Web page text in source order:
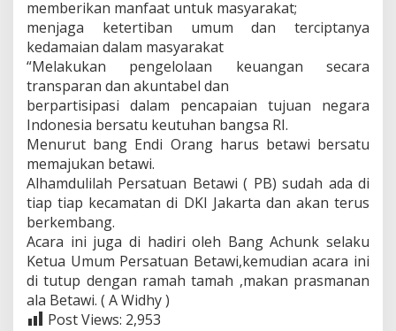
memberikan manfaat untuk masyarakat;
menjaga ketertiban umum dan terciptanya
kedamaian dalam masyarakat
“Melakukan pengelolaan keuangan secara
transparan dan akuntabel dan
berpartisipasi dalam pencapaian tujuan negara
Indonesia bersatu keutuhan bangsa RI.
Menurut bang Endi Orang harus betawi bersatu
memajukan betawi.
Alhamdulilah Persatuan Betawi ( PB) sudah ada di
tiap tiap kecamatan di DKI Jakarta dan akan terus
berkembang.
Acara ini juga di hadiri oleh Bang Achunk selaku
Ketua Umum Persatuan Betawi,kemudian acara ini
di tutup dengan ramah tamah ,makan prasmanan
ala Betawi. ( A Widhy )
Post Views: 2,953